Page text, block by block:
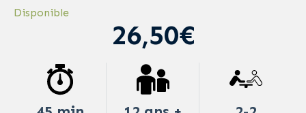
Disponible
26,50€